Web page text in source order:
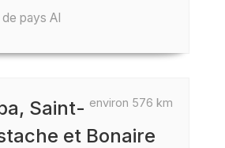
pays AI
environ 576 km
Saint-
et Bonaire